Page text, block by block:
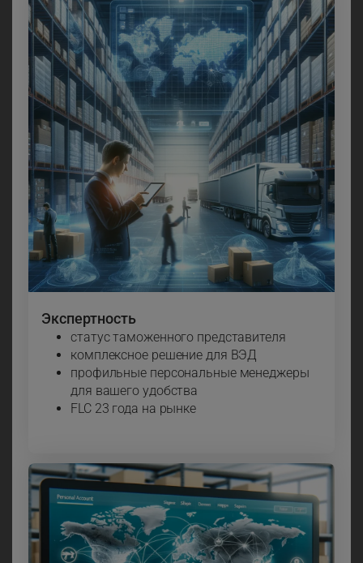
Экспертность
статус таможенного представителя
комплексное решение для ВЭД
профильные персональные менеджеры
для вашего удобства
FLC 23 года на рынке